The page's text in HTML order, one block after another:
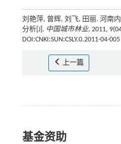
刘艳萍, 曾辉, 刘飞, 田丽. 河南
分析[J]. 中国城市林业, 2011,
DOI:CNKI:SUN:CSLY.0.2011-04-005
上一篇
基金资助